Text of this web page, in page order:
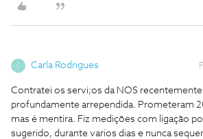
C Carla Rodrigues
Contratei os servi;os da NOS recentemente
profundamente arrependida. Prometeram
mas é mentira. Fiz medições com ligação
sugerido, durante varios dias e nunca